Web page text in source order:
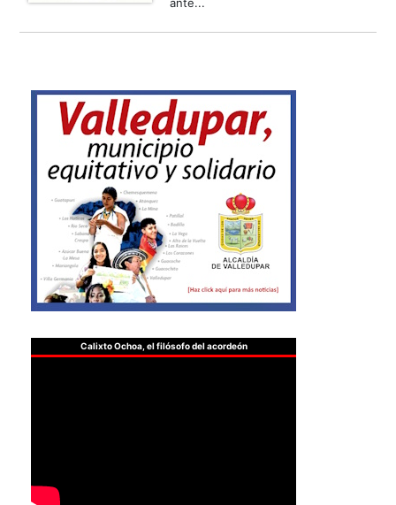
ante...
Calixto Ochoa, el filósofo del acordeón